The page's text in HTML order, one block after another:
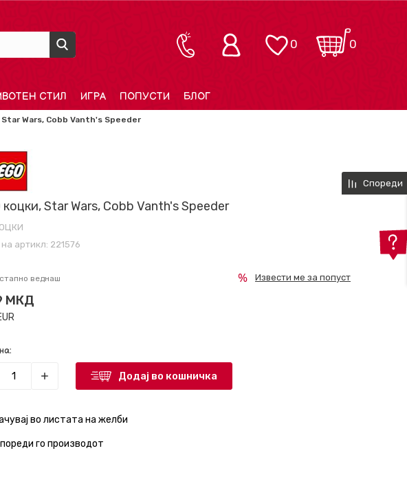
0
0
СТИЛ ИГРА ПОПУСТИ БЛОГ
Star Wars, Cobb Vanth's Speeder
коцки, Star Wars, Cobb Vanth's Speeder
артикл: 221576
веднаш
МКД
Извести ме за попуст
Додај во кошничка
во листата на желби
го производот
Спореди